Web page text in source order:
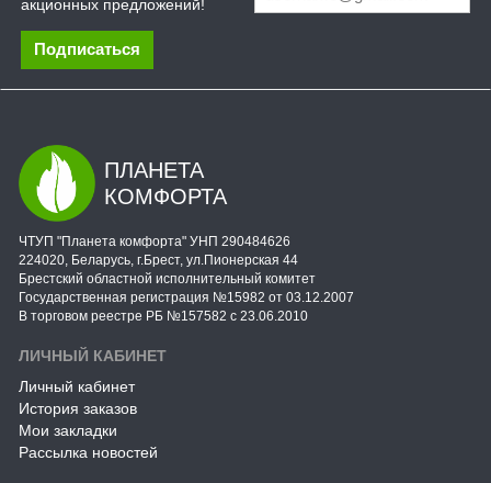
акционных предложений!
Подписаться
ПЛАНЕТА
КОМФОРТА
ЧТУП "Планета комфорта" УНП 290484626
224020, Беларусь, г.Брест, ул.Пионерская 44
Брестский областной исполнительный комитет
Государственная регистрация №15982 от 03.12.2007
В торговом реестре РБ №157582 с 23.06.2010
ЛИЧНЫЙ КАБИНЕТ
Личный кабинет
История заказов
Мои закладки
Рассылка новостей